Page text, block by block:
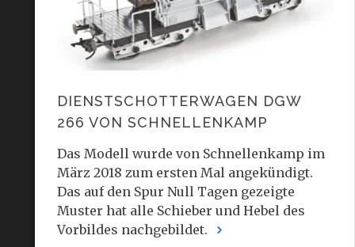
DIENSTSCHOTTERWAGEN DGW
266 VON SCHNELLENKAMP
Das Modell wurde von Schnellenkamp im
März 2018 zum ersten Mal angekündigt.
Das auf den Spur Null Tagen gezeigte
Muster hat alle Schieber und Hebel des
Vorbildes nachgebildet.